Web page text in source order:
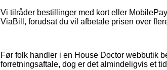
Vi tilråder bestillinger med kort eller
ViaBill, forudsat du vil afbetale prisen over
Før folk handler i en House Doctor webbutik
forretningsaftale, dog er det almindeligvis et